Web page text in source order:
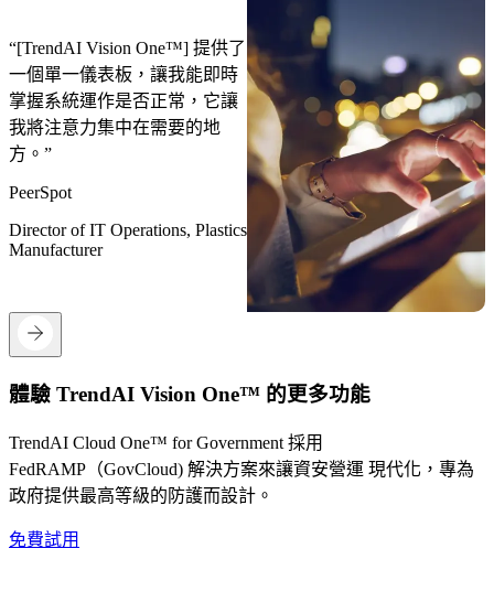
“[TrendAI Vision One™] 提供了
一個單一儀表板，讓我能即時
掌握系統運作是否正常，它讓
我將注意力集中在需要的地
方。”
PeerSpot
Director of IT Operations, Plastics
Manufacturer
體驗 TrendAI Vision One™ 的更多功能
TrendAI Cloud One™ for Government 採用
FedRAMP（GovCloud) 解決方案來讓資安營運 現代化，專為
政府提供最高等級的防護而設計。
免費試用